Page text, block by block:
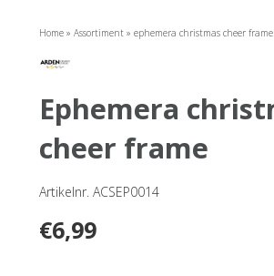
Home » Assortiment » ephemera christmas cheer frame
ephemera christmas
cheer frame
Artikelnr. ACSEP0014
€6,99